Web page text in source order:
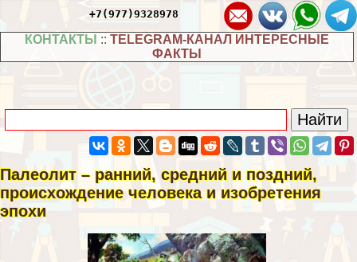
+7(977)9328978
КОНТАКТЫ :: TELEGRAM-КАНАЛ ИНТЕРЕСНЫЕ
ФАКТЫ
Палеолит – ранний, средний и поздний,
происхождение человека и изобретения
эпохи